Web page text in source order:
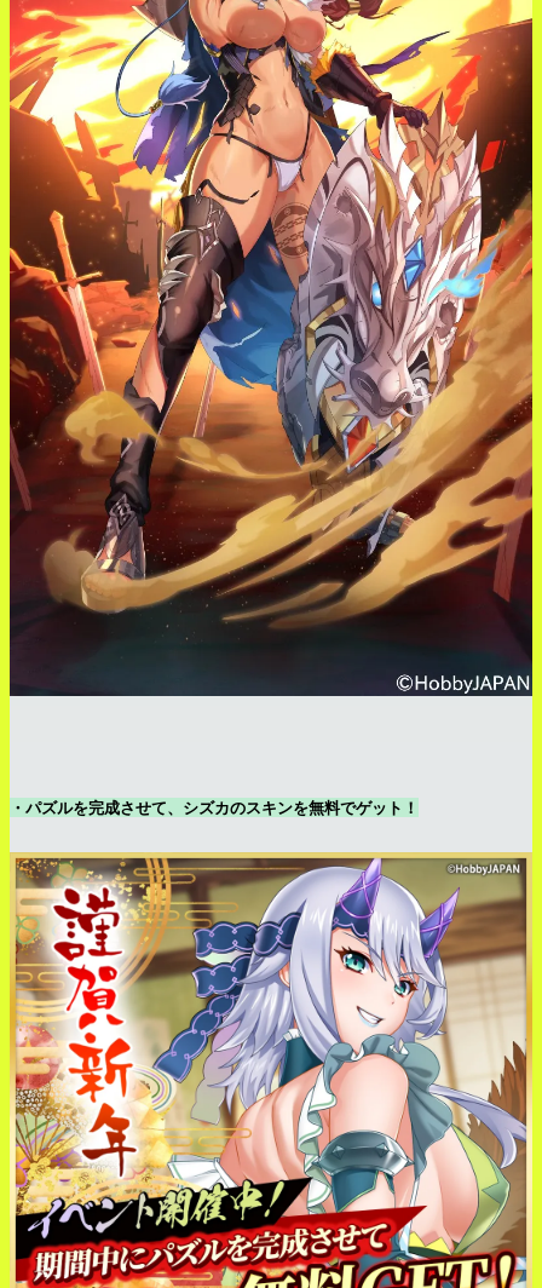
・パズルを完成させて、シズカのスキンを無料でゲット！